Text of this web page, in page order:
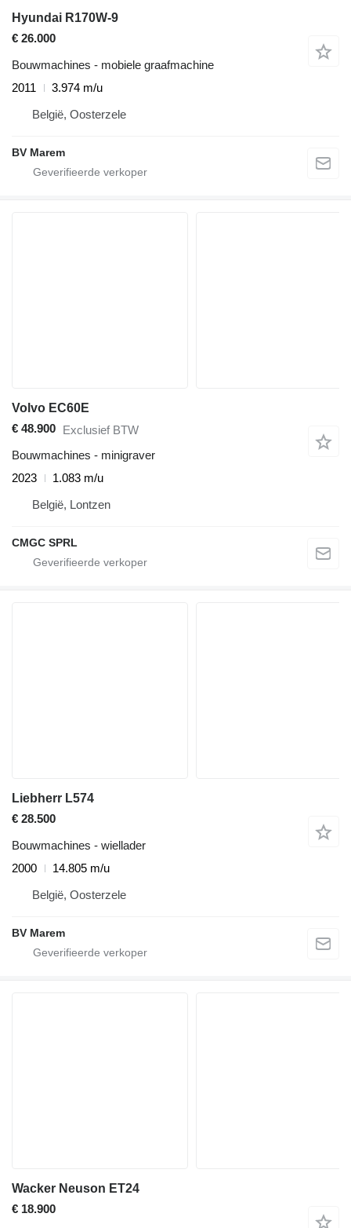
Hyundai R170W-9
€ 26.000
Bouwmachines - mobiele graafmachine
2011
3.974 m/u
België, Oosterzele
BV Marem
Volvo EC60E
€ 48.900 Exclusief BTW
Bouwmachines - minigraver
2023
1.083 m/u
België, Lontzen
CMGC SPRL
Liebherr L574
€ 28.500
Bouwmachines - wiellader
2000
14.805 m/u
België, Oosterzele
BV Marem
Wacker Neuson ET24
€ 18.900